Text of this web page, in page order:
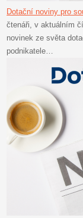
Dotační noviny pro
čtenáři, v aktuálním
novinek ze světa
podnikatele…